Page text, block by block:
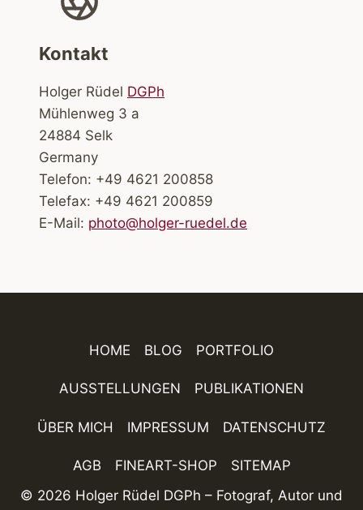
Kontakt
Holger Rüdel DGPh
Mühlenweg 3 a
24884 Selk
Germany
Telefon: +49 4621 200858
Telefax: +49 4621 200859
E-Mail: photo@holger-ruedel.de
HOME BLOG PORTFOLIO
AUSSTELLUNGEN PUBLIKATIONEN
ÜBER MICH IMPRESSUM DATENSCHUTZ
AGB FINEART-SHOP
SITEMAP
© 2026 Holger Rüdel DGPh – Fotograf, Autor und